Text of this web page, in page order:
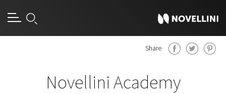
Share
Novellini Academy